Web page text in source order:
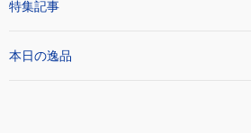
特集記事
本日の逸品